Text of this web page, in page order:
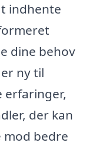
indhente
dine behov
ny til
erfaringer,
der kan
mod bedre